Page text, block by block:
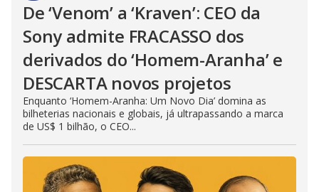
De ‘Venom’ a ‘Kraven’: CEO da
Sony admite FRACASSO dos
derivados do ‘Homem-Aranha’ e
DESCARTA novos projetos
Enquanto ‘Homem-Aranha: Um Novo Dia’ domina as
bilheterias nacionais e globais, já ultrapassando a marca
de US$ 1 bilhão, o CEO...